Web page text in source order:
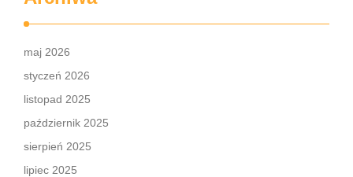
maj 2026
styczeń 2026
listopad 2025
październik 2025
sierpień 2025
lipiec 2025